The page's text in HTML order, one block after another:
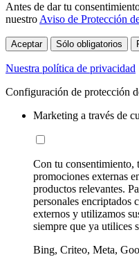
Antes de dar tu
nuestro Aviso de Protección
Aceptar Sólo obligatorios
Nuestra política de privacidad
Configuración de protección
Marketing a través de
Con tu consentimiento,
promociones externas
productos relevantes.
personales encriptados
externos y utilizamos
siempre que ya utilices
Bing, Criteo, Meta,